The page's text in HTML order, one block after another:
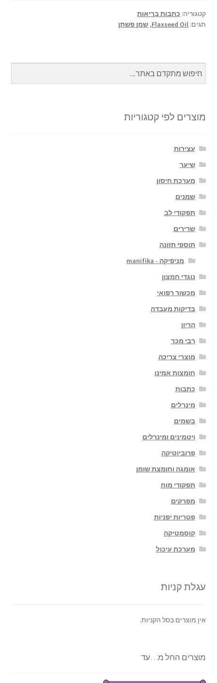
o
o
sA
p
n
ge
e
קטגוריה: כתבות בריאות
תגים: Flaxseed Oil
, שמן פשתן
מוצרים לפי קטגוריות
עצירות
שיער
מערכת חיסון
שמנים
תפקודי לב
שרירים
תוספי תזונה
מניפיקה - manifika
נוגדי חמצון
מכשור רפואי
בדיקות מעבדה
הריון
רבי מכר
מוצרי צריכה
חומצות אמינו
כתבות
מינרלים
בשמים
ויטמינים ומינרלים
פרוביוטיקה
אומגה וחומצת שומן
תפקודי מוח
מפרקים
פטריות יפניות
קוסמטיקה
מערכת עיכול
עגלת קניות
אין מוצרים בסל הקניות.
מוצרים החל מ…עד